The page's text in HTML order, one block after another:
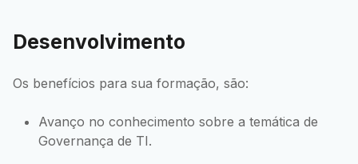
Desenvolvimento
Os benefícios para sua formação, são:
Avanço no conhecimento sobre a temática de
Governança de TI.